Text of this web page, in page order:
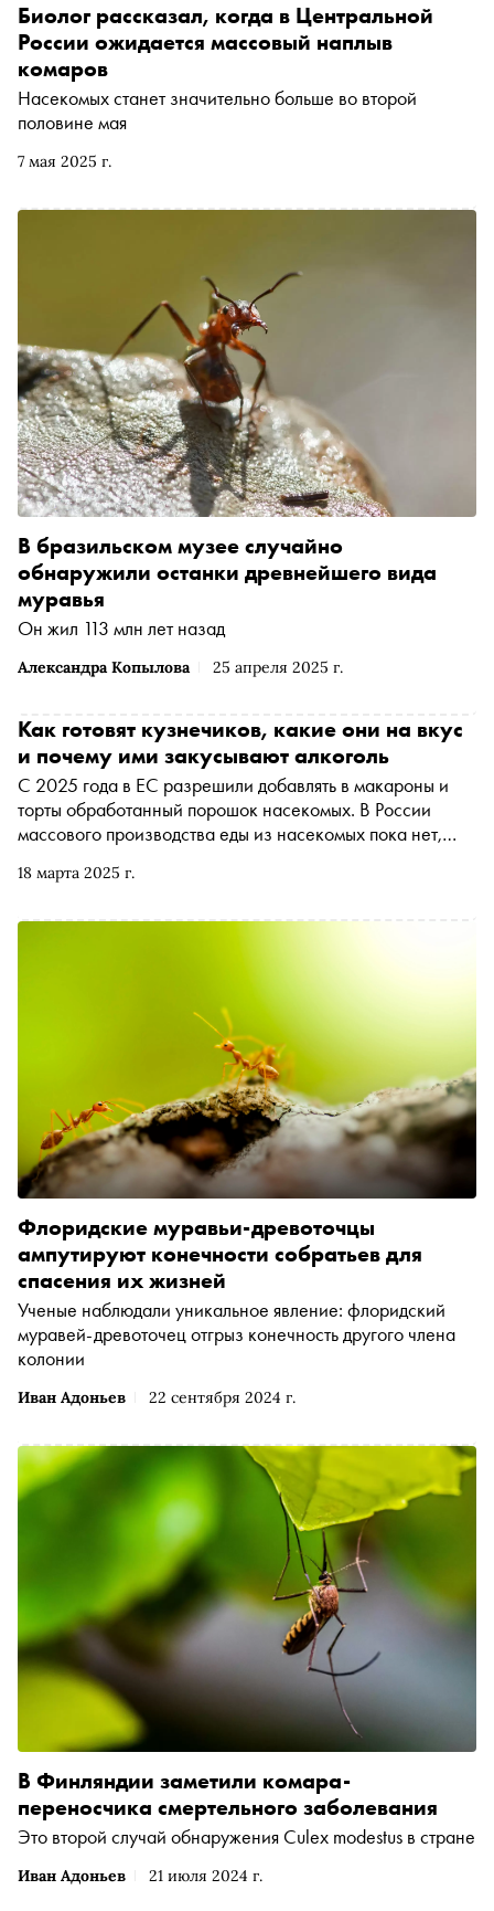
7 мая 2025 г.
Биолог рассказал, когда в Центральной
России ожидается массовый наплыв
комаров
Насекомых станет значительно больше во второй
половине мая
Александра Копылова 25 апреля 2025 г.
В бразильском музее случайно
обнаружили останки древнейшего вида
муравья
Он жил 113 млн лет назад
18 марта 2025 г.
Как готовят кузнечиков, какие они на вкус
и почему ими закусывают алкоголь
С 2025 года в ЕС разрешили добавлять в макароны и
торты обработанный порошок насекомых. В России
массового производства еды из насекомых пока нет,
используют кузнечиков. «Сноб» рассказывает, чем
Иван Адоньев 22 сентября 2024 г.
Флоридские муравьи-древоточцы
ампутируют конечности собратьев для
спасения их жизней
Ученые наблюдали уникальное явление: флоридский
муравей-древоточец отгрыз конечность другого члена
колонии
Иван Адоньев 21 июля 2024 г.
В Финляндии заметили комара-
переносчика смертельного заболевания
Это второй случай обнаружения Culex modestus в стране